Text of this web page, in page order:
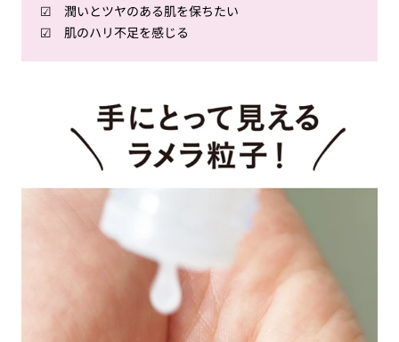
☑ 潤いとツヤのある肌を保ちたい
☑ 肌のハリ不足を感じる